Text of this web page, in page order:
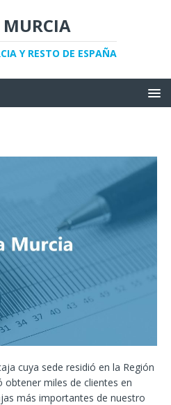
MURCIA
Y RESTO DE ESPAÑA
cuya sede residió en la Región
obtener miles de clientes en
más importantes de nuestro